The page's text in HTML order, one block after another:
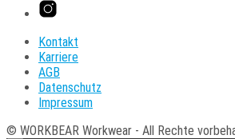
Kontakt
Karriere
AGB
Datenschutz
Impressum
© WORKBEAR Workwear - All Rechte